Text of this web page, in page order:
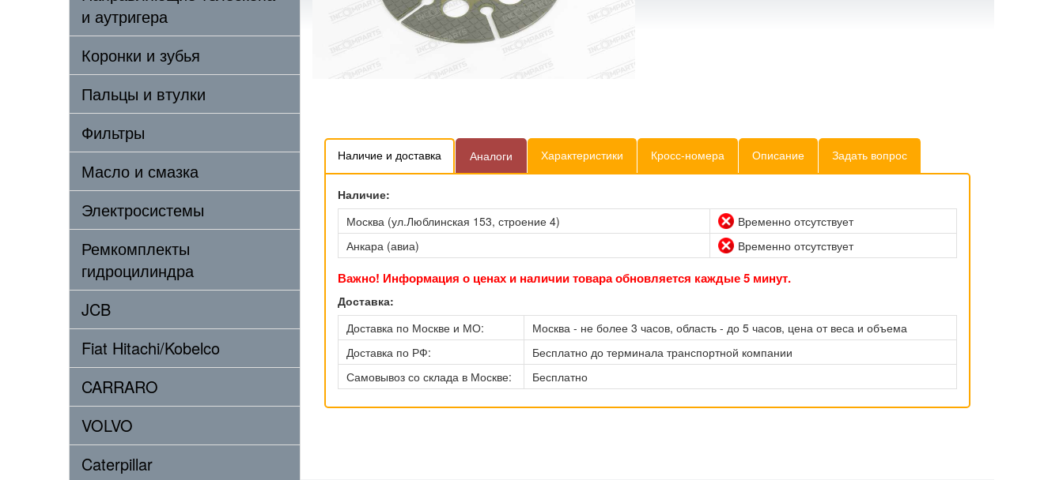
и аутригера
Коронки и зубья
Пальцы и втулки
Фильтры
Масло и смазка
Электросистемы
Ремкомплекты
гидроцилиндра
JCB
Fiat Hitachi/Kobelco
CARRARO
VOLVO
Caterpillar
Наличие и доставка Аналоги Характеристики Кросс-номера Описание Задать вопрос
Наличие:
Москва (ул.Люблинская 153, строение 4)
Временно отсутствует
Анкара (авиа)
Временно отсутствует
Важно! Информация о ценах и наличии товара обновляется каждые 5 минут.
Доставка:
Доставка по Москве и МО:
Москва - не более 3 часов, область - до 5 часов, цена от веса и объема
Доставка по РФ:
Бесплатно до терминала транспортной компании
Самовывоз со склада в Москве:
Бесплатно